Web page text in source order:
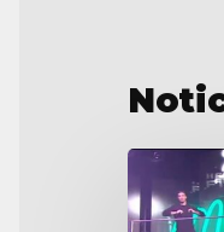
Ensayo
gala
final